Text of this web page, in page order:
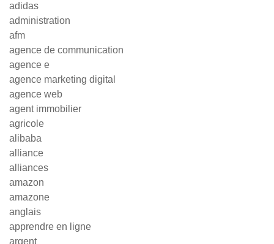
adidas
administration
afm
agence de communication
agence e
agence marketing digital
agence web
agent immobilier
agricole
alibaba
alliance
alliances
amazon
amazone
anglais
apprendre en ligne
argent